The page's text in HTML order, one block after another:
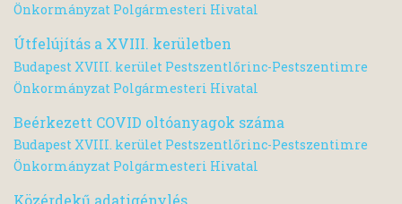
Önkormányzat Polgármesteri Hivatal
Útfelújítás a XVIII. kerületben
Budapest XVIII. kerület Pestszentlőrinc-Pestszentimre
Önkormányzat Polgármesteri Hivatal
Beérkezett COVID oltóanyagok száma
Budapest XVIII. kerület Pestszentlőrinc-Pestszentimre
Önkormányzat Polgármesteri Hivatal
Közérdekű adatigénylés